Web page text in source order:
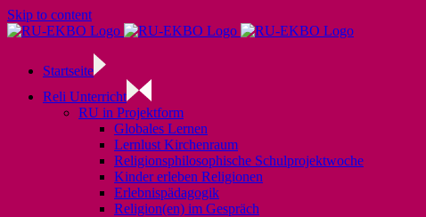
Skip to content
Startseite
Reli Unterricht
RU in Projektform
Globales Lernen
Lernlust Kirchenraum
Religionsphilosophische Schulprojektwoche
Kinder erleben Religionen
Erlebnispädagogik
Religion(en) im Gespräch